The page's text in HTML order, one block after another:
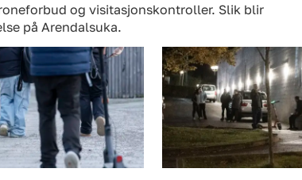
og visitasjonskontroller. Slik blir
på Arendalsuka.